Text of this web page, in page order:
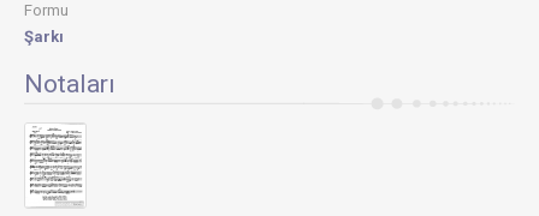
Formu
Şarkı
Notaları